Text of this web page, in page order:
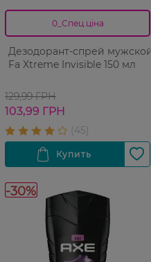
0_Спец.ціна
Дезодорант-спрей мужской
Fa Xtreme Invisible 150 мл
129,99 ГРН
103,99 ГРН
-30%